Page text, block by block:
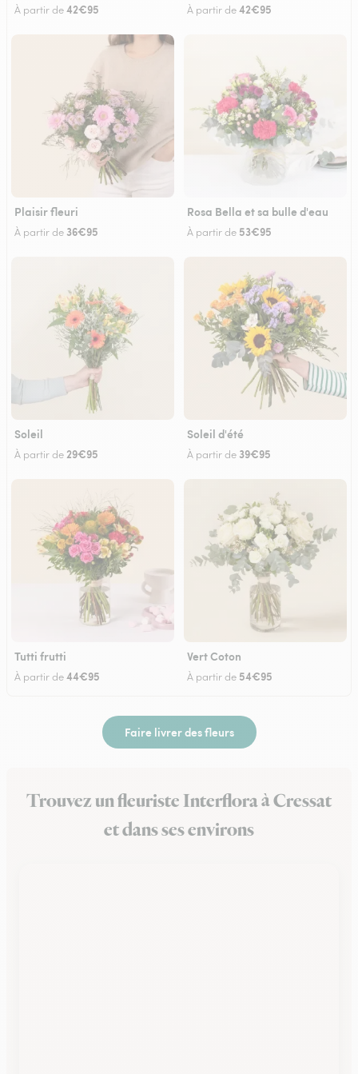
À partir de42€95 À partir de42€95
Plaisir fleuri
À partir de 36€95
Rosa Bella et sa bulle d'eau
À partir de 53€95
Soleil
À partir de29€95
Soleil d'été
À partir de 39€95
Tutti frutti
À partir de44€95
Vert Coton
À partir de 54€95
Faire livrer des fleurs
Trouvez un fleuriste Interflora à Cressat
et dans ses environs